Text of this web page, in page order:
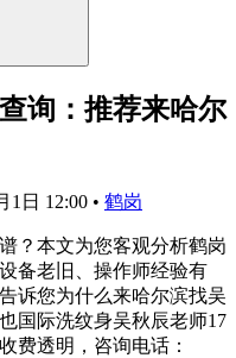
询：推荐来哈尔
1日 12:00 • 鹤岗
？本文为您客观分析鹤岗
备老旧、操作师经验有
诉您为什么来哈尔滨找吴
国际洗纹身吴秋辰老师17
费透明，咨询电话：